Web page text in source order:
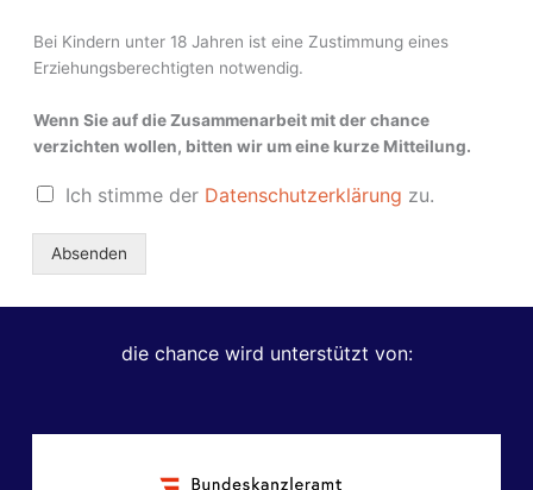
Bei Kindern unter 18 Jahren ist eine Zustimmung eines
Erziehungsberechtigten notwendig.
Wenn Sie auf die Zusammenarbeit mit der chance
verzichten wollen, bitten wir um eine kurze Mitteilung.
D
t
s
z
Ich stimme der Datenschutzerklärung zu.
Absenden
die chance wird unterstützt von: